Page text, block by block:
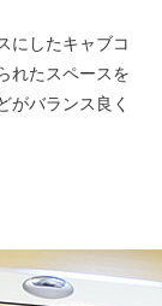
にしたキャブコ
れたスペースを
がバランス良く